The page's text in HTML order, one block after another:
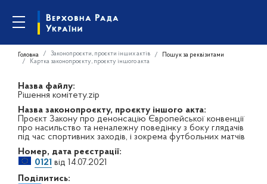
Головна Законопроєкти, проєкти інших актів
Пошук за реквізитами
Картка законопроєкту, проєкту іншого акта
Назва файлу:
Рішення комітету.zip
Назва законопроєкту, проєкту іншого акта:
Проєкт Закону про денонсацію Європейської конвенції
про насильство та неналежну поведінку з боку глядачів
під час спортивних заходів, і зокрема футбольних матчів
Номер, дата реєстрації:
0121 від 14.07.2021
Поділитись: